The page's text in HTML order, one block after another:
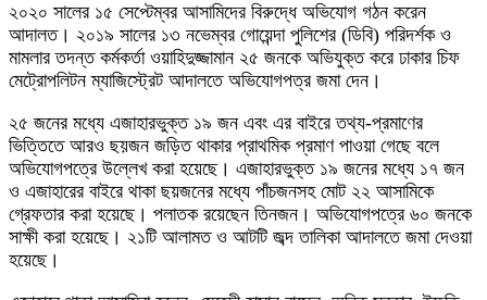
২০২০ সালের ১৫ সেপ্টেম্বর আসামিদের বিরুদ্ধে অভিযোগ গঠন করেন
আদালত। ২০১৯ সালের ১৩ নভেম্বর গোয়েন্দা পুলিশের (ডিবি) পরিদর্শক ও
মামলার তদন্ত কর্মকর্তা ওয়াহিদুজ্জামান ২৫ জনকে অভিযুক্ত করে ঢাকার চিফ
মেট্রোপলিটন ম্যাজিস্ট্রেট আদালতে অভিযোগপত্র জমা দেন।
২৫ জনের মধ্যে এজাহারভুক্ত ১৯ জন এবং এর বাইরে তথ্য-প্রমাণের
ভিত্তিতে আরও ছয়জন জড়িত থাকার প্রাথমিক প্রমাণ পাওয়া গেছে বলে
অভিযোগপত্রে উল্লেখ করা হয়েছে। এজাহারভুক্ত ১৯ জনের মধ্যে ১৭ জন
ও এজাহারের বাইরে থাকা ছয়জনের মধ্যে পাঁচজনসহ মোট ২২ আসামিকে
গ্রেফতার করা হয়েছে। পলাতক রয়েছেন তিনজন। অভিযোগপত্রে ৬০ জনকে
সাক্ষী করা হয়েছে। ২১টি আলামত ও আটটি জব্দ তালিকা আদালতে জমা দেওয়া
হয়েছে।